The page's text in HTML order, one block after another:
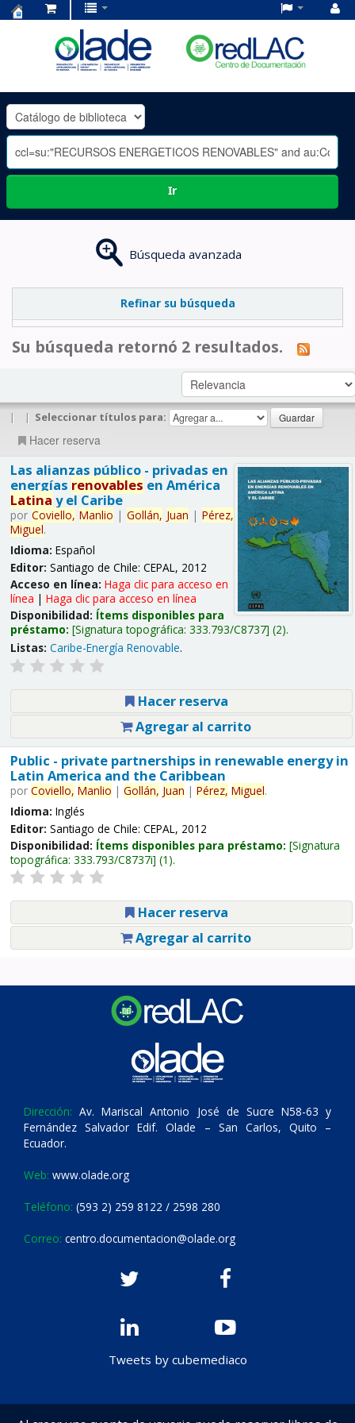
OLADE
-
Ir
Búsqueda avanzada
Refinar su búsqueda
Su búsqueda retornó 2 resultados.
| | Seleccionar títulos para:
Hacer reserva
Las alianzas público - privadas en
energías renovables en América
Latina y el Caribe
por Coviello, Manlio | Gollán, Juan | Pérez,
Miguel.
Idioma: Español
Editor: Santiago de Chile: CEPAL, 2012
Acceso en línea: Haga clic para acceso en
línea | Haga clic para acceso en línea
Disponibilidad: Ítems disponibles para
préstamo: Signatura topográfica: 333.793/C8737 (2).
Listas: Caribe-Energía Renovable.
Hacer reserva
Agregar al carrito
Public - private partnerships in renewable energy in
Latin America and the Caribbean
por Coviello, Manlio | Gollán, Juan | Pérez, Miguel.
Idioma: Inglés
Editor: Santiago de Chile: CEPAL, 2012
Disponibilidad: Ítems disponibles para préstamo: Signatura
topográfica: 333.793/C8737i (1).
Hacer reserva
Agregar al carrito
Dirección: Av. Mariscal Antonio José de Sucre N58-63 y
Fernández Salvador Edif. Olade – San Carlos, Quito –
Ecuador.
Web: www.olade.org
Teléfono: (593 2) 259 8122 / 2598 280
Correo: centro.documentacion@olade.org
Tweets by cubemediaco